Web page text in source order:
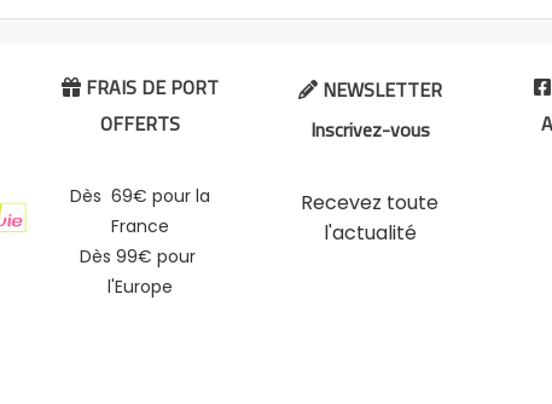
 FRAIS DE PORT
OFFERTS
Dès 69€ pour la
France
Dès 99€ pour
l'Europe
NEWSLETTER
Inscrivez-vous
Recevez toute
l'actualité
